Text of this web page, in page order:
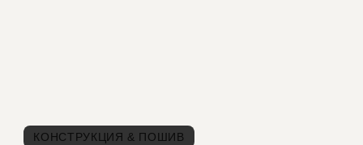
КОНСТРУКЦИЯ & ПОШИВ